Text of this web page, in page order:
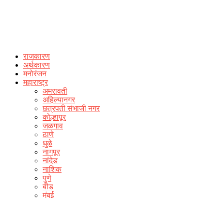
राजकारण
अर्थकारण
मनोरंजन
महाराष्ट्र
अमरावती
अहिल्यानगर
छत्रपती संभाजी नगर
कोल्हापूर
जळगाव
ठाणे
धुळे
नागपूर
नांदेड
नाशिक
पुणे
बीड
मुंबई